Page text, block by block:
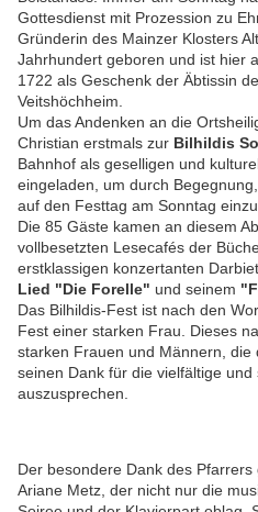
Gottesdienst mit Prozession zu
Gründerin des Mainzer Klosters
Jahrhundert geboren und ist hier
1722 als Geschenk der Äbtissin
Veitshöchheim.
Um das Andenken an die
Christian erstmals zur Bilhildis
Bahnhof als geselligen und
eingeladen, um durch
auf den Festtag am Sonntag
Die 85 Gäste kamen an diesem
vollbesetzten Lesecafés der
erstklassigen konzertanten
Lied "Die Forelle" und seinem
Das Bilhildis-Fest ist nach den
Fest einer starken Frau. Dieses
starken Frauen und Männern, die
seinen Dank für die vielfältige
auszusprechen.
Der besondere Dank des
Ariane Metz, der nicht nur die